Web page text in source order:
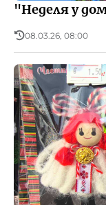
"Неделя у
08.03.26, 08:00